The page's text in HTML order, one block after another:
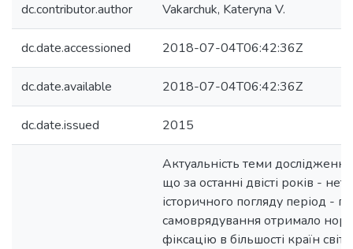
dc.contributor.author Vakarchuk, Kateryna V.
dc.date.accessioned 2018-07-04T06:42:36Z
dc.date.available 2018-07-04T06:42:36Z
dc.date.issued 2015
Актуальність теми
що за останні двісті років -
історичного погляду період -
самоврядування отримало
фіксацію в більшості країн